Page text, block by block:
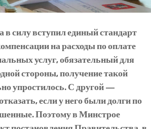
в силу вступил единый стандарт
на расходы по оплате
услуг, обязательный для
стороны, получение такой
упростилось. С другой —
если у него были долги по
Поэтому в Минстрое